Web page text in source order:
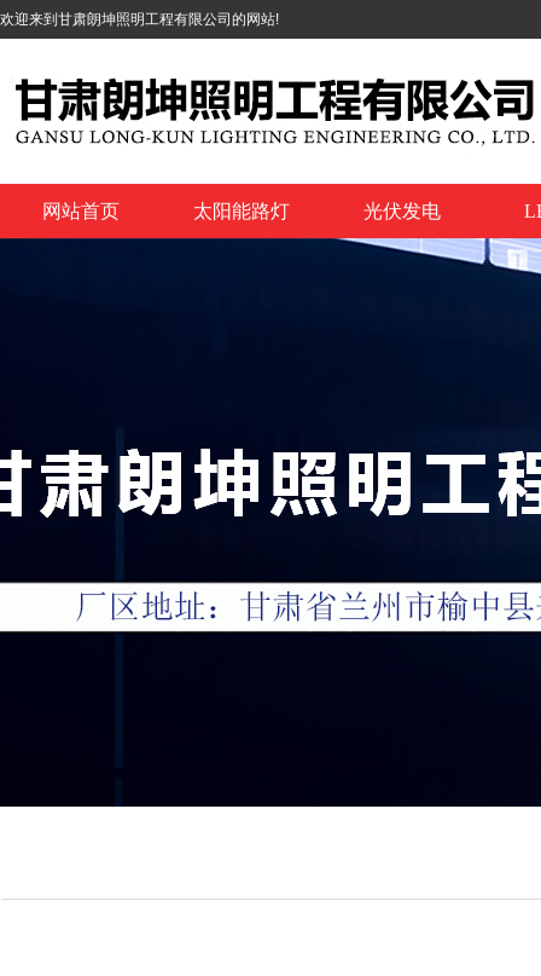
欢迎来到甘肃朗坤照明工程有限公司的网站!
网站首页 太阳能路灯 光伏发电